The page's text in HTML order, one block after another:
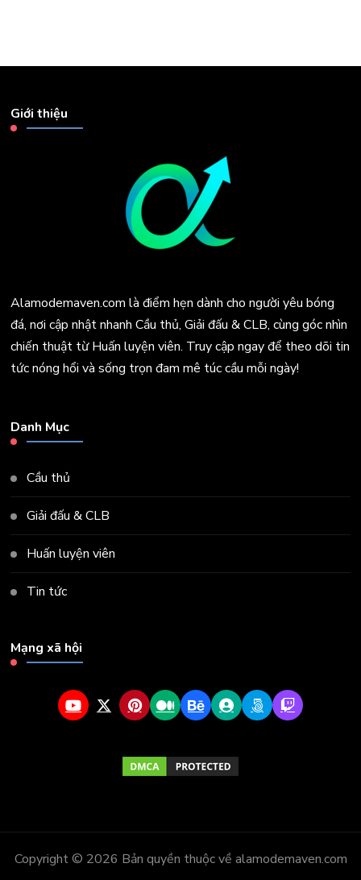
Giới thiệu
Alamodemaven.com là điểm hẹn dành cho người yêu bóng
đá, nơi cập nhật nhanh Cầu thủ, Giải đấu & CLB, cùng góc nhìn
chiến thuật từ Huấn luyện viên. Truy cập ngay để theo dõi tin
tức nóng hổi và sống trọn đam mê túc cầu mỗi ngày!
Danh Mục
Cầu thủ
Giải đấu & CLB
Huấn luyện viên
Tin tức
Mạng xã hội
Copyright © 2026 Bản quyền thuộc về alamodemaven.com